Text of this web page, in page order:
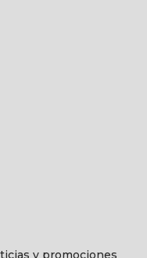
y promociones